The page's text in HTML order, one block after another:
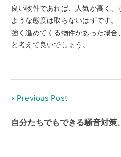
良い物件であれば、人気が高く
ような態度は取らないはずです。
強く進めてくる物件があった場
と考えて良いでしょう。
投
稿
Previous Post
自分たちでもできる騒音対策